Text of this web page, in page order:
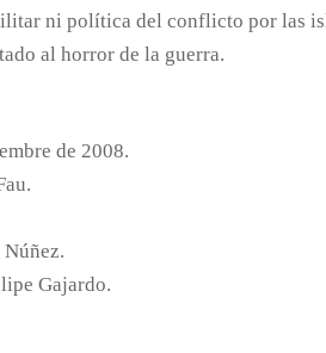
ni política del conflicto por las
al horror de la guerra.
de 2008.
Gajardo.